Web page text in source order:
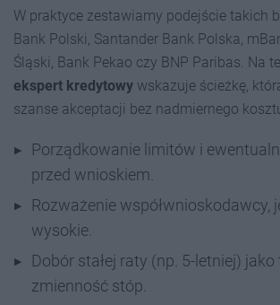
W praktyce zestawiamy podejście takich
Bank Polski, Santander Bank Polska,
Śląski, Bank Pekao czy BNP Paribas. Na
ekspert kredytowy wskazuje ścieżkę,
szanse akceptacji bez nadmiernego
Porządkowanie limitów i
przed wnioskiem.
Rozważenie współwnioskodawcy,
wysokie.
Dobór stałej raty (np. 5-letniej) jako
zmienność stóp.